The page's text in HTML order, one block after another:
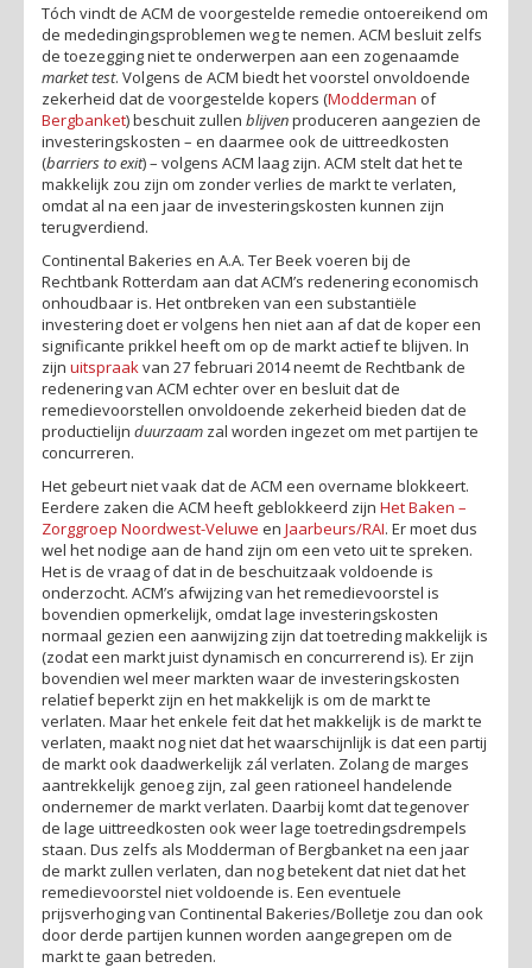
Tóch vindt de ACM de voorgestelde remedie ontoereikend om
de mededingingsproblemen weg te nemen. ACM besluit zelfs
de toezegging niet te onderwerpen aan een zogenaamde
market test. Volgens de ACM biedt het voorstel onvoldoende
zekerheid dat de voorgestelde kopers (Modderman of
Bergbanket) beschuit zullen blijvenproduceren aangezien de
investeringskosten – en daarmee ook de uittreedkosten
(barriers to exit) – volgens ACM laag zijn. ACM stelt dat het te
makkelijk zou zijn om zonder verlies de markt te verlaten,
omdat al na een jaar de investeringskosten kunnen zijn
terugverdiend.
Continental Bakeries en A.A. Ter Beek voeren bij de
Rechtbank Rotterdam aan dat ACM’s redenering economisch
onhoudbaar is. Het ontbreken van een substantiële
investering doet er volgens hen niet aan af dat de koper een
significante prikkel heeft om op de markt actief te blijven. In
zijn uitspraak van 27 februari 2014 neemt de Rechtbank de
redenering van ACM echter over en besluit dat de
remedievoorstellen onvoldoende zekerheid bieden dat de
productielijn duurzaam zal worden ingezet om met partijen te
concurreren.
Het gebeurt niet vaak dat de ACM een overname blokkeert.
Eerdere zaken die ACM heeft geblokkeerd zijn Het Baken –
Zorggroep Noordwest-Veluwe en Jaarbeurs/RAI. Er moet dus
wel het nodige aan de hand zijn om een veto uit te spreken.
Het is de vraag of dat in de beschuitzaak voldoende is
onderzocht. ACM’s afwijzing van het remedievoorstel is
bovendien opmerkelijk, omdat lage investeringskosten
normaal gezien een aanwijzing zijn dat toetreding makkelijk is
(zodat een markt juist dynamisch en concurrerend is). Er zijn
bovendien wel meer markten waar de investeringskosten
relatief beperkt zijn en het makkelijk is om de markt te
verlaten. Maar het enkele feit dat het makkelijk is de markt te
verlaten, maakt nog niet dat het waarschijnlijk is dat een partij
de markt ook daadwerkelijk zál verlaten. Zolang de marges
aantrekkelijk genoeg zijn, zal geen rationeel handelende
ondernemer de markt verlaten. Daarbij komt dat tegenover
de lage uittreedkosten ook weer lage toetredingsdrempels
staan. Dus zelfs als Modderman of Bergbanket na een jaar
de markt zullen verlaten, dan nog betekent dat niet dat het
remedievoorstel niet voldoende is. Een eventuele
prijsverhoging van Continental Bakeries/Bolletje zou dan ook
door derde partijen kunnen worden aangegrepen om de
markt te gaan betreden.